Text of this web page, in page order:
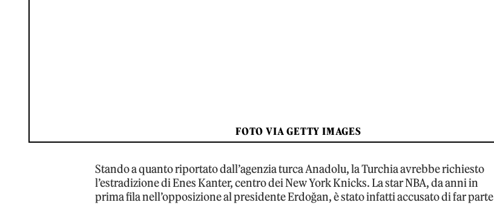
FOTO VIA GETTY IMAGES
Stando a quanto riportato dall’agenzia turca Anadolu, la Turchia avrebbe richiesto
l’estradizione di Enes Kanter, centro dei New York Knicks. La star NBA, da anni in
prima fila nell’opposizione al presidente Erdoğan, è stato infatti accusato di far parte